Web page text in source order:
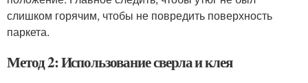
слишком горячим, чтобы не повредить поверхность
паркета.
Метод 2: Использование сверла и клея